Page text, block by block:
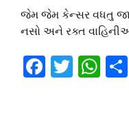
જેમ જેમ કેન્સર વધતુ
નસો અને રક્ત
Facebook